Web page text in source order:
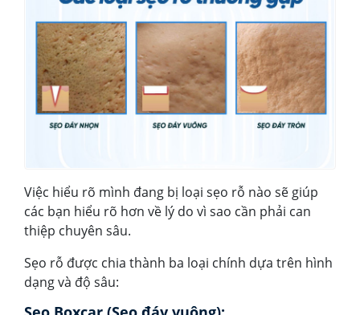
Việc hiểu rõ mình đang bị loại sẹo rỗ nào sẽ giúp
các bạn hiểu rõ hơn về lý do vì sao cần phải can
thiệp chuyên sâu.
Sẹo rỗ được chia thành ba loại chính dựa trên hình
dạng và độ sâu: